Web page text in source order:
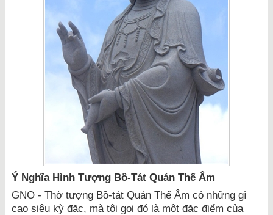
Ý Nghĩa Hình Tượng Bồ-Tát Quán Thế Âm
GNO - Thờ tượng Bồ-tát Quán Thế Âm có những gì
cao siêu kỳ đặc, mà tôi gọi đó là một đặc điểm của